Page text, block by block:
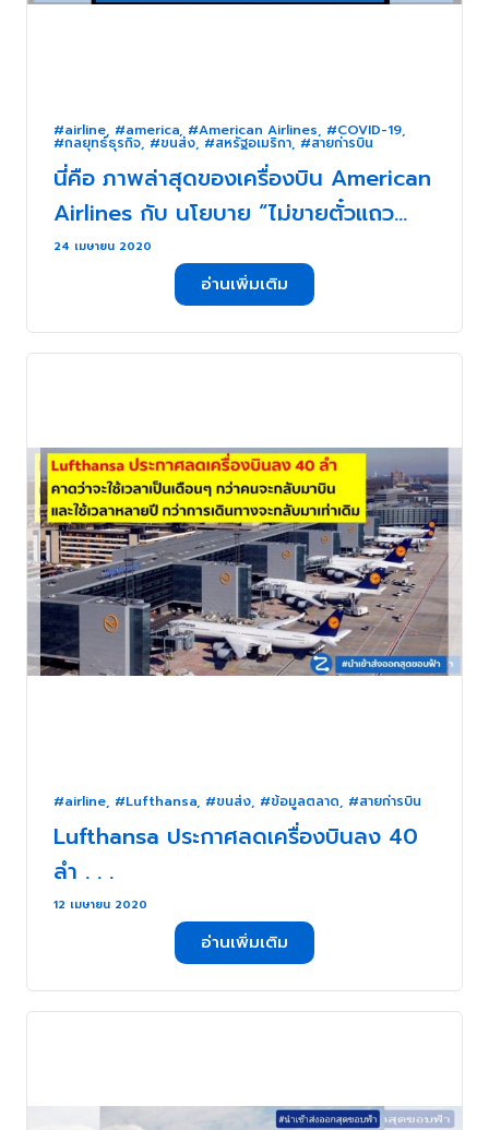
#airline, #america, #American Airlines, #COVID-19,
#กลยุทธ์ธุรกิจ, #ขนส่ง, #สหรัฐอเมริกา, #สายก่ารบิน
นี่คือ ภาพล่าสุดของเครื่องบิน American
Airlines กับ นโยบาย “ไม่ขายตั๋วแถว
กลาง” . . .
24 เมษายน 2020
อ่านเพิ่มเติม
#airline, #Lufthansa, #ขนส่ง, #ข้อมูลตลาด, #สายก่ารบิน
Lufthansa ประกาศลดเครื่องบินลง 40
ลำ . . .
12 เมษายน 2020
อ่านเพิ่มเติม